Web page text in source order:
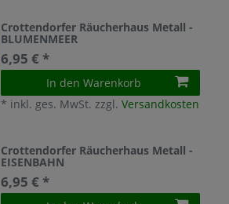
Crottendorfer Räucherhaus Metall -
BLUMENMEER
6,95 € *
In den Warenkorb
* inkl. ges. MwSt. zzgl.Versandkosten
Crottendorfer Räucherhaus Metall -
EISENBAHN
6,95 € *